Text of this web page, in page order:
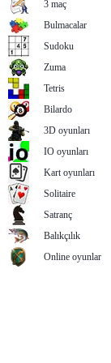
3 maç
Bulmacalar
Sudoku
Zuma
Tetris
Bilardo
3D oyunları
IO oyunları
Kart oyunları
Solitaire
Satranç
Balıkçılık
Online oyunlar